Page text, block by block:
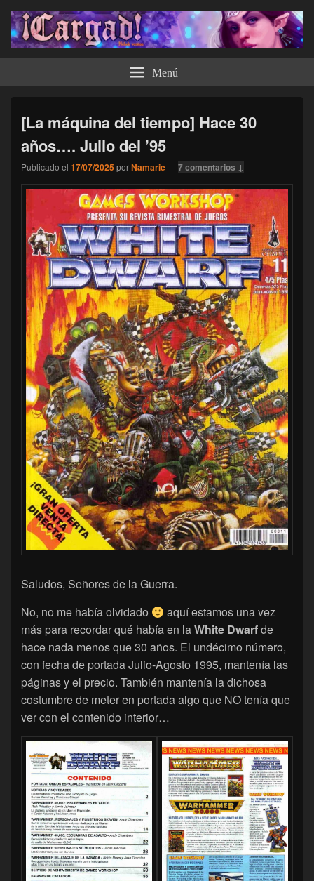
¡Cargad! Menú
[La máquina del tiempo] Hace 30
años…. Julio del ’95
Publicado el 17/07/2025porNamarie—7 comentarios ↓
Saludos, Señores de la Guerra.
No, no me había olvidado
aquí estamos una vez
más para recordar qué había en laWhite Dwarfde
hace nada menos que 30 años. El undécimo número,
con fecha de portada Julio-Agosto 1995, mantenía las
páginas y el precio. También mantenía la dichosa
costumbre de meter en portada algo que NO tenía que
ver con el contenido interior…